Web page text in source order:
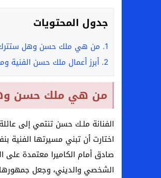
جدول المحتويات
1. من هي ملك حسن وهل ستترك
2. أبرز أعمال ملك حسن الفنية
من هي ملك حسن وهل
الفنانة ملـك حسن تنتمي إلى
اختارت أن تبني مسيرتها الفنية
صادق أمام الكاميرا معتمدة على
الشخصي والديني، وجعل